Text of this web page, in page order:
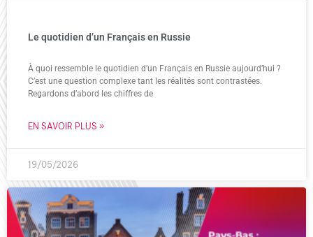
Le quotidien d’un Français en Russie
À quoi ressemble le quotidien d’un Français en Russie aujourd’hui ?
C’est une question complexe tant les réalités sont contrastées.
Regardons d’abord les chiffres de
EN SAVOIR PLUS »
19/05/2026